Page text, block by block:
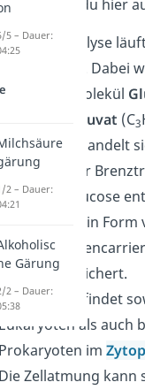
findest du hier
der Glykolyse
Oxidation ab. Dabei
einem Molekül
Pyruvat (C3
Es handelt
Anion der
in der Glucose
Energie wird in Form
gespeichert.
Prozess findet
Eukaryoten als auch
Prokaryoten im
Die Zellatmung kann
5 – Dauer:
2 – Dauer:
Gärung
2 – Dauer: